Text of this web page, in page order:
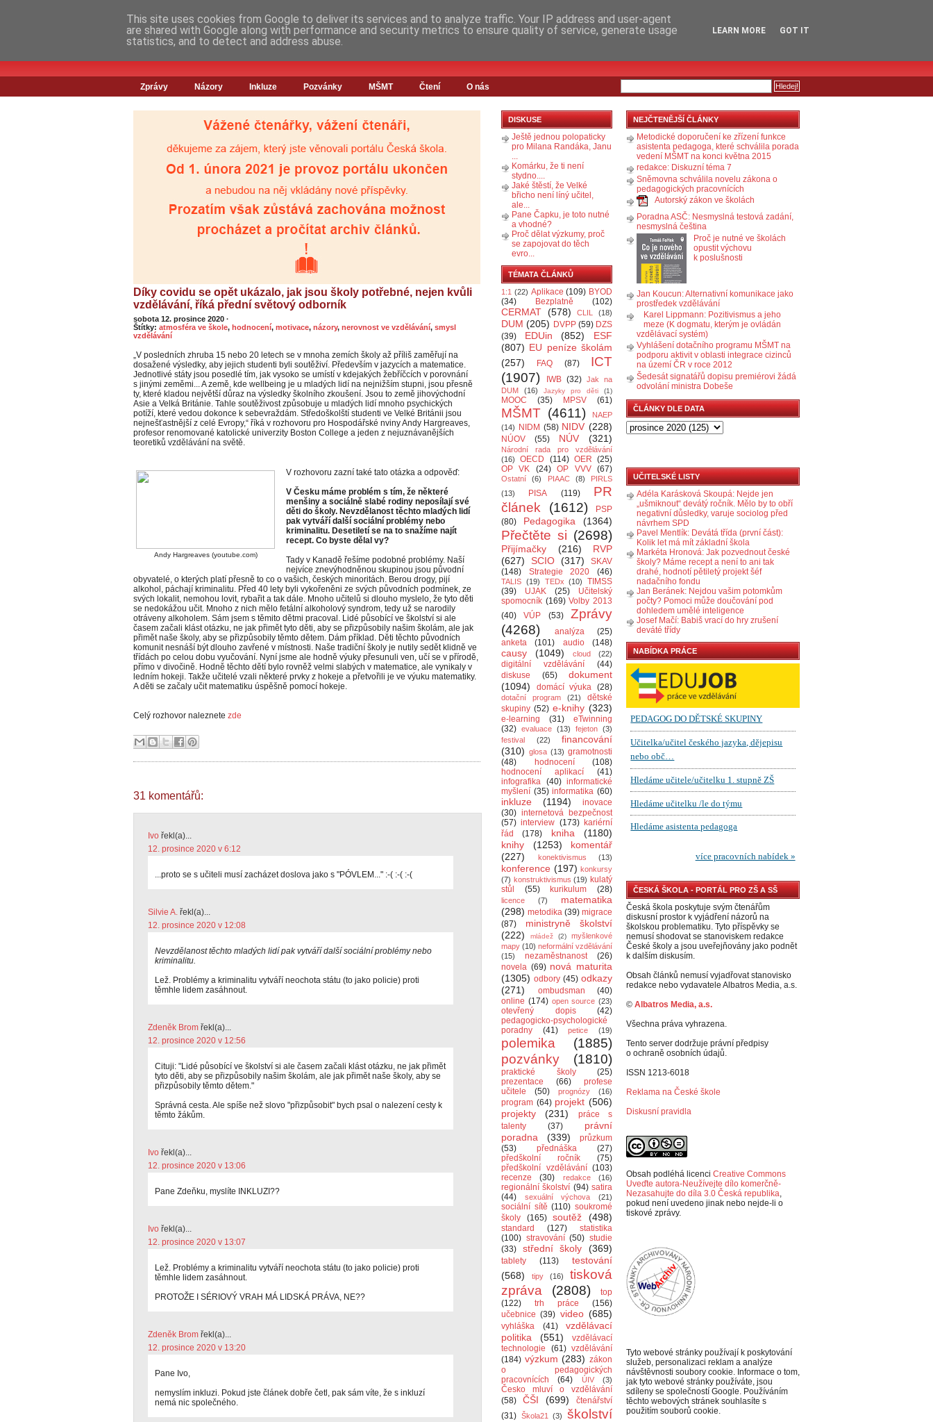
Zprávy Názory Inkluze Pozvánky MŠMT Čtení O nás
Díky covidu se opět ukázalo, jak jsou školy potřebné, nejen kvůli
vzdělávání, říká přední světový odborník
sobota 12. prosince 2020 ·
Štítky: atmosféra ve škole, hodnocení, motivace, názory, nerovnost ve vzdělávání, smysl
vzdělávání
„V posledních zhruba 15 nebo 20 letech se v mnoha zemích školy až příliš zaměřují na
dosažené výsledky, aby jejich studenti byli soutěživí. Především v jazycích a matematice.
Jednotlivé státy jsou posedlé tím, jak vysoko se umístí v kdejakých žebříčcích v porovnání
s jinými zeměmi... A země, kde wellbeing je u mladých lidí na nejnižším stupni, jsou přesně
ty, které kladou největší důraz na výsledky školního zkoušení. Jsou to země jihovýchodní
Asie a Velká Británie. Tahle soutěživost způsobuje u mladých lidí mnoho psychických
potíží, které vedou dokonce k sebevraždám. Středoškolští studenti ve Velké Británii jsou
nejnešťastnější z celé Evropy,“ říká v rozhovoru pro Hospodářské nviny Andy Hargreaves,
profesor renomované katolické univerzity Boston College a jeden z nejuznávanějších
teoretiků vzdělávání na světě.
Andy Hargreaves (youtube.com)
V rozhovoru zazní také tato otázka a odpověď:
V Česku máme problém s tím, že některé
menšiny a sociálně slabé rodiny neposílají své
děti do školy. Nevzdělanost těchto mladých lidí
pak vytváří další sociální problémy nebo
kriminalitu. Desetiletí se na to snažíme najít
recept. Co byste dělal vy?
Tady v Kanadě řešíme podobné problémy. Naší
nejvíce znevýhodněnou skupinou jsou původní
obyvatelé, o kterých platí přesně to co o vašich, českých minoritách. Berou drogy, pijí
alkohol, páchají kriminalitu. Před 40 lety byli vykořeněni ze svých původních podmínek, ze
svých lokalit, nemohou lovit, rybařit a tak dále. Mnoho učitelů si dlouho myslelo, že tyto děti
se nedokážou učit. Mnoho z nich mělo fetální alkoholový syndrom, tedy už se narodily
otráveny alkoholem. Sám jsem s těmito dětmi pracoval. Lidé působící ve školství si ale
časem začali klást otázku, ne jak přimět tyto děti, aby se přizpůsobily našim školám, ale jak
přimět naše školy, aby se přizpůsobily těmto dětem. Dám příklad. Děti těchto původních
komunit nesnáší být dlouho zavřené v místnosti. Naše tradiční školy je nutily sedět klidně ve
třídách po celou dobu vyučování. Nyní jsme ale hodně výuky přesunuli ven, učí se v přírodě,
přímo v divočině. Hodně těchto dětí bylo rovněž velmi slabých v matematice, ale vynikaly v
ledním hokeji. Takže učitelé vzali některé prvky z hokeje a přetvořili je ve výuku matematiky.
A děti se začaly učit matematiku úspěšně pomocí hokeje.
Celý rozhovor naleznete zde
31 komentářů:
Ivo řekl(a)...
12. prosince 2020 v 6:12
...proto se s učiteli musí zacházet doslova jako s "PÓVLEM..." :-( :-( :-(
Silvie A. řekl(a)...
12. prosince 2020 v 12:08
Nevzdělanost těchto mladých lidí pak vytváří další sociální problémy nebo
kriminalitu.
Lež. Problémy a kriminalitu vytváří neochota státu (to jako policie) proti
těmhle lidem zasáhnout.
Zdeněk Brom řekl(a)...
12. prosince 2020 v 12:56
Cituji: "Lidé působící ve školství si ale časem začali klást otázku, ne jak přimět
tyto děti, aby se přizpůsobily našim školám, ale jak přimět naše školy, aby se
přizpůsobily těmto dětem."
Správná cesta. Ale spíše než slovo "přizpůsobit" bych psal o nalezení cesty k
těmto žákům.
Ivo řekl(a)...
12. prosince 2020 v 13:06
Pane Zdeňku, myslíte INKLUZI??
Ivo řekl(a)...
12. prosince 2020 v 13:07
Lež. Problémy a kriminalitu vytváří neochota státu (to jako policie) proti
těmhle lidem zasáhnout.
PROTOŽE I SÉRIOVÝ VRAH MÁ LIDSKÁ PRÁVA, NE??
Zdeněk Brom řekl(a)...
12. prosince 2020 v 13:20
Pane Ivo,
nemyslím inkluzi. Pokud jste článek dobře četl, pak sám víte, že s inkluzí
nemá nic společného.
DISKUSE
Ještě jednou polopaticky
pro Milana Randáka, Janu
...
Komárku, že ti není
stydno....
Jaké štěstí, že Velké
břicho není líný učitel,
ale...
Pane Čapku, je toto nutné
a vhodné?
Proč dělat výzkumy, proč
se zapojovat do těch
evro...
TÉMATA ČLÁNKŮ
1:1 (22) Aplikace (109) BYOD
(34)
Bezplatně (102)
CERMAT (578) CLIL (18)
DUM (205) DVPP (59) DZS
(39)
EDUin (852)
ESF
(807) EU peníze školám
(257)
FAQ (87)
ICT
(1907)
IWB (32) Jak na
DUM
(16) Jazyky pro děti (1)
MOOC (35) MPSV (61)
MŠMT (4611)
NAEP
(14)
NIDM (58) NIDV (228)
NÚOV (55) NÚV (321)
Národní rada pro vzdělávání
(16)
OECD (114) OER (25)
OP VK
(24) OP VVV (67)
Ostatní (6) PIAAC (8)
PIRLS
(13)
PISA (119)
PR
článek
(1612)
PSP
(80)
Pedagogika (1364)
Přečtěte si (2698)
Přijímačky (216)
RVP
(627)
SCIO (317)
SKAV
(148)
Strategie 2020 (46)
TALIS (19) TEDx (10)
TIMSS
(39)
UJAK (25)
Učitelský
spomocník (169) Volby 2013
(40)
VÚP (53)
Zprávy
(4268)
analýza
(25)
anketa
(101) audio (148)
causy (1049) cloud (22)
digitální vzdělávání
(44)
diskuse
(65)
dokument
(1094)
domácí výuka (28)
dotační program (21)
dětské
skupiny (52) e-knihy (323)
e-learning (31)
eTwinning
(32) evaluace (13) fejeton (3)
festival
(22)
financování
(310) glosa (13) gramotnosti
(48)
hodnocení
(108)
hodnocení aplikací
(41)
infografika (40) informatické
myšlení (35) informatika (60)
inkluze (1194)
inovace
(30) internetová bezpečnost
(57) interview (173) kariérní
řád
(178) kniha
(1180)
knihy
(1253)
komentář
(227)
konektivismus (13)
konference (197) konkursy
(7) konstruktivismus (19) kulatý
stůl
(55) kurikulum (28)
licence (7)
matematika
(298) metodika (39) migrace
(87)
ministryně školství
(222)
mládež (2)
myšlenkové
mapy (10) neformální vzdělávání
(15)
nezaměstnanost
(26)
novela (69) nová maturita
(1305) odbory (45) odkazy
(271)
ombudsman
(40)
online (174) open source (23)
otevřený dopis
(42)
pedagogicko-psychologické
poradny
(41) petice (19)
polemika
(1885)
pozvánky
(1810)
praktické školy
(25)
prezentace
(66)
profese
učitele
(50) prognózy (16)
program (64) projekt (506)
projekty
(231)
práce s
talenty
(37)
právní
poradna
(339)
průzkum
(53)
přednáška
(27)
předškolní ročník
(75)
předškolní vzdělávání (103)
recenze
(30) redakce (16)
regionální školství (94) satira
(44)
sexuální výchova (21)
sociální sítě (110) soukromé
školy
(165) soutěž (498)
standard (127)
statistika
(100) stravování (50) studie
(33)
střední školy (369)
tablety (113)
testování
(568)
tipy (16)
tisková
zpráva
(2808)
top
(122)
trh práce
(156)
učebnice (39) video (685)
vyhláška (41)
vzdělávací
politika
(551)
vzdělávací
technologie
(61) vzdělávání
(184) výzkum (283) zákon
o pedagogických
pracovnících
(64) ÚIV (3)
Česko mluví o vzdělávání
(58)
ČŠI (699)
čtenářství
(31) Škola21 (3)
školství
NEJČTENĚJŠÍ ČLÁNKY
Metodické doporučení ke zřízení funkce
asistenta pedagoga, které schválila porada
vedení MŠMT na konci května 2015
redakce: Diskuzní téma 7
Sněmovna schválila novelu zákona o
pedagogických pracovnících
Autorský zákon ve školách
Poradna ASČ: Nesmyslná testová zadání,
nesmyslná čeština
Proč je nutné ve školách
opustit výchovu
k poslušnosti
Jan Koucun: Alternativní komunikace jako
prostředek vzdělávání
Karel Lippmann: Pozitivismus a jeho
meze (K dogmatu, kterým je ovládán
vzdělávací systém)
Vyhlášení dotačního programu MŠMT na
podporu aktivit v oblasti integrace cizinců
na území ČR v roce 2012
Šedesát signatářů dopisu premiérovi žádá
odvolání ministra Dobeše
ČLÁNKY DLE DATA
UČITELSKÉ LISTY
Adéla Karásková Skoupá: Nejde jen
„ušmiknout“ devátý ročník. Mělo by to obří
negativní důsledky, varuje sociolog před
návrhem SPD
Pavel Mentlík: Devátá třída (první část):
Kolik let má mít základní škola
Markéta Hronová: Jak pozvednout české
školy? Máme recept a není to ani tak
drahé, hodnotí pětiletý projekt šéf
nadačního fondu
Jan Beránek: Nejdou vašim potomkům
počty? Pomoci může doučování pod
dohledem umělé inteligence
Josef Mačí: Babiš vrací do hry zrušení
deváté třídy
NABÍDKA PRÁCE
ČESKÁ ŠKOLA - PORTÁL PRO ZŠ A SŠ
Česká škola poskytuje svým čtenářům
diskusní prostor k vyjádření názorů na
školskou problematiku. Tyto příspěvky se
nemusí shodovat se stanoviskem redakce
České školy a jsou uveřejňovány jako podnět
k dalším diskusím.
Obsah článků nemusí vyjadřovat stanovisko
redakce nebo vydavatele Albatros Media, a.s.
© Albatros Media, a.s.
Všechna práva vyhrazena.
Tento server dodržuje právní předpisy
o ochraně osobních údajů.
ISSN 1213-6018
Reklama na České škole
Diskusní pravidla
Obsah podléhá licenci Creative Commons
Uveďte autora-Neužívejte dílo komerčně-
Nezasahujte do díla 3.0 Česká republika,
pokud není uvedeno jinak nebo nejde-li o
tiskové zprávy.
Tyto webové stránky používají k poskytování
služeb, personalizaci reklam a analýze
návštěvnosti soubory cookie. Informace o tom,
jak tyto webové stránky používáte, jsou
sdíleny se společností Google. Používáním
těchto webových stránek souhlasíte s
použitím souborů cookie.
This site uses cookies from Google to deliver its services and to analyze traffic. Your IP address and user-agent
are shared with Google along with performance and security metrics to ensure quality of service, generate usage
statistics, and to detect and address abuse.
LEARN MORE GOT IT